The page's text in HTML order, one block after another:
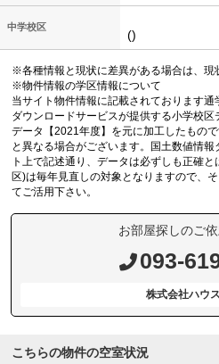
中学校区
()
※各種情報と現状に差異がある場合は、現
※物件情報の学区情報について
当サイト物件情報に記載されております
ダウンロードサービスが提供する小学校
データ【2021年度】を元に加工したもの
と異なる場合がございます。国土数値情
ト上で記述通り、データは必ずしも正確
区)は毎年見直しの対象となりますので、
てご活用下さい。
お部屋探しのご
093-
株式会社ハウ
こちらの物件の空室状況